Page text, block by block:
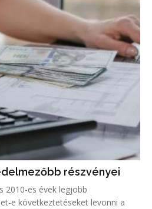
részvényei
2010-es évek legjobb
e következtetéseket levonni a